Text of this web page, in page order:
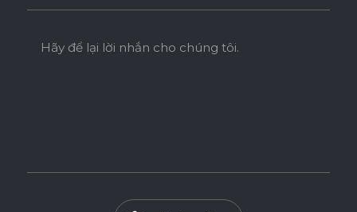
Hãy để lại lời nhắn cho chúng tôi.